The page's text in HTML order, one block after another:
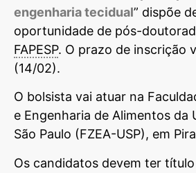
engenharia tecidual” dispõe
oportunidade de pós-
FAPESP. O prazo de inscrição
(14/02).
O bolsista vai atuar na
e Engenharia de Alimentos da
São Paulo (FZEA-USP), em
Os candidatos devem ter